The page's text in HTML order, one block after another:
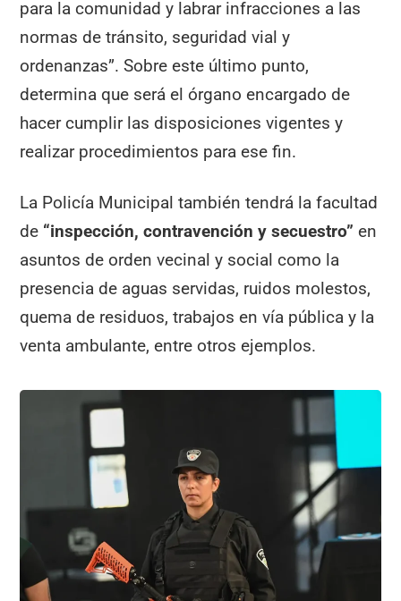
para la comunidad y labrar infracciones a las
normas de tránsito, seguridad vial y
ordenanzas”. Sobre este último punto,
determina que será el órgano encargado de
hacer cumplir las disposiciones vigentes y
realizar procedimientos para ese fin.
La Policía Municipal también tendrá la facultad
de “inspección, contravención y secuestro”en
asuntos de orden vecinal y social como la
presencia de aguas servidas, ruidos molestos,
quema de residuos, trabajos en vía pública y la
venta ambulante, entre otros ejemplos.